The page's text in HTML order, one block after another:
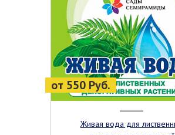
от 550 Руб.
Живая вода для лиственных